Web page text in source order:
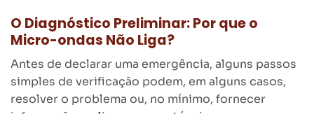
O Diagnóstico Preliminar: Por que o
Micro-ondas Não Liga?
Antes de declarar uma emergência, alguns passos
simples de verificação podem, em alguns casos,
resolver o problema ou, no mínimo, fornecer